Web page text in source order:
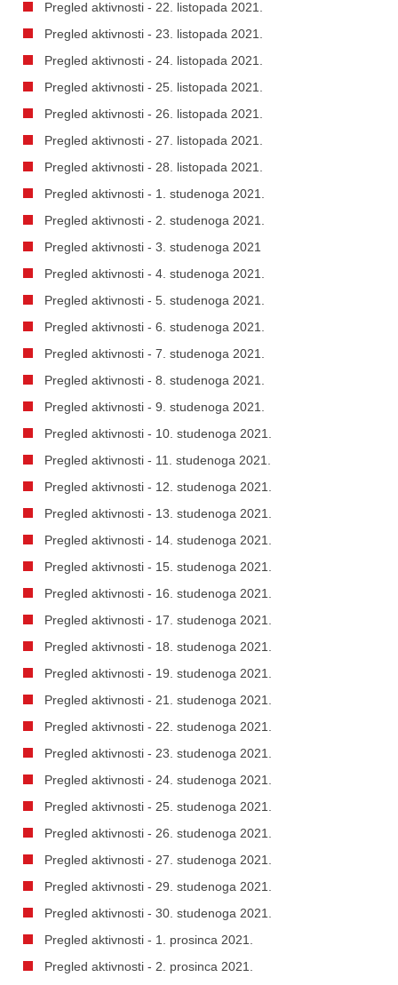
Pregled aktivnosti - 22. listopada 2021.
Pregled aktivnosti - 23. listopada 2021.
Pregled aktivnosti - 24. listopada 2021.
Pregled aktivnosti - 25. listopada 2021.
Pregled aktivnosti - 26. listopada 2021.
Pregled aktivnosti - 27. listopada 2021.
Pregled aktivnosti - 28. listopada 2021.
Pregled aktivnosti - 1. studenoga 2021.
Pregled aktivnosti - 2. studenoga 2021.
Pregled aktivnosti - 3. studenoga 2021
Pregled aktivnosti - 4. studenoga 2021.
Pregled aktivnosti - 5. studenoga 2021.
Pregled aktivnosti - 6. studenoga 2021.
Pregled aktivnosti - 7. studenoga 2021.
Pregled aktivnosti - 8. studenoga 2021.
Pregled aktivnosti - 9. studenoga 2021.
Pregled aktivnosti - 10. studenoga 2021.
Pregled aktivnosti - 11. studenoga 2021.
Pregled aktivnosti - 12. studenoga 2021.
Pregled aktivnosti - 13. studenoga 2021.
Pregled aktivnosti - 14. studenoga 2021.
Pregled aktivnosti - 15. studenoga 2021.
Pregled aktivnosti - 16. studenoga 2021.
Pregled aktivnosti - 17. studenoga 2021.
Pregled aktivnosti - 18. studenoga 2021.
Pregled aktivnosti - 19. studenoga 2021.
Pregled aktivnosti - 21. studenoga 2021.
Pregled aktivnosti - 22. studenoga 2021.
Pregled aktivnosti - 23. studenoga 2021.
Pregled aktivnosti - 24. studenoga 2021.
Pregled aktivnosti - 25. studenoga 2021.
Pregled aktivnosti - 26. studenoga 2021.
Pregled aktivnosti - 27. studenoga 2021.
Pregled aktivnosti - 29. studenoga 2021.
Pregled aktivnosti - 30. studenoga 2021.
Pregled aktivnosti - 1. prosinca 2021.
Pregled aktivnosti - 2. prosinca 2021.